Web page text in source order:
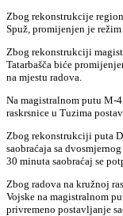
Zbog rekonstrukcije
Spuž, promijenjen je režim
Zbog rekonstrukciji
Tatarbašča biće
na mjestu radova.
Na magistralnom putu M-
raskrsnice u Tuzima
Zbog rekonstrukciji puta
saobraćaja sa
30 minuta saobraćaj se
Zbog radova na kružnoj
Vojske na magistralnom
privremeno postavljanje